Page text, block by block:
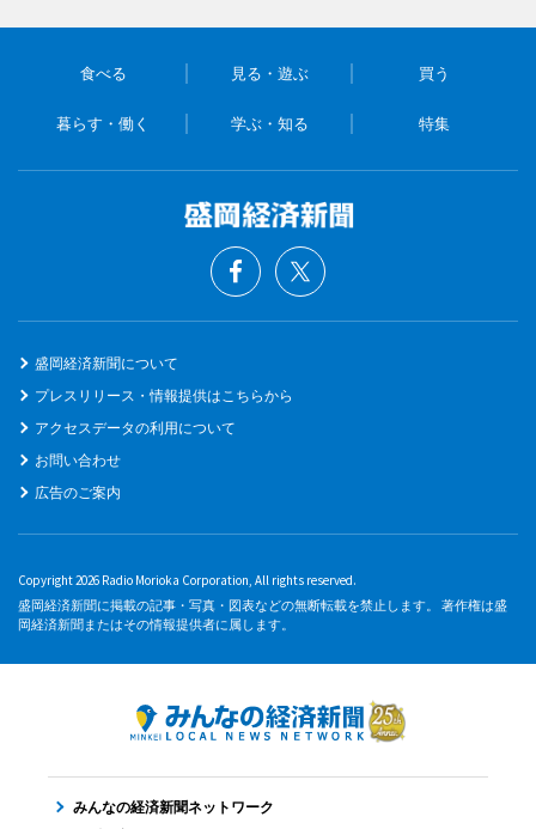
食べる 見る・遊ぶ 買う
暮らす・働く 学ぶ・知る 特集
盛岡経済新聞について
プレスリリース・情報提供はこちらから
アクセスデータの利用について
お問い合わせ
広告のご案内
Copyright 2026 Radio Morioka Corporation, All rights reserved.
盛岡経済新聞に掲載の記事・写真・図表などの無断転載を禁止します。 著作権は盛
岡経済新聞またはその情報提供者に属します。
みんなの経済新聞ネットワーク